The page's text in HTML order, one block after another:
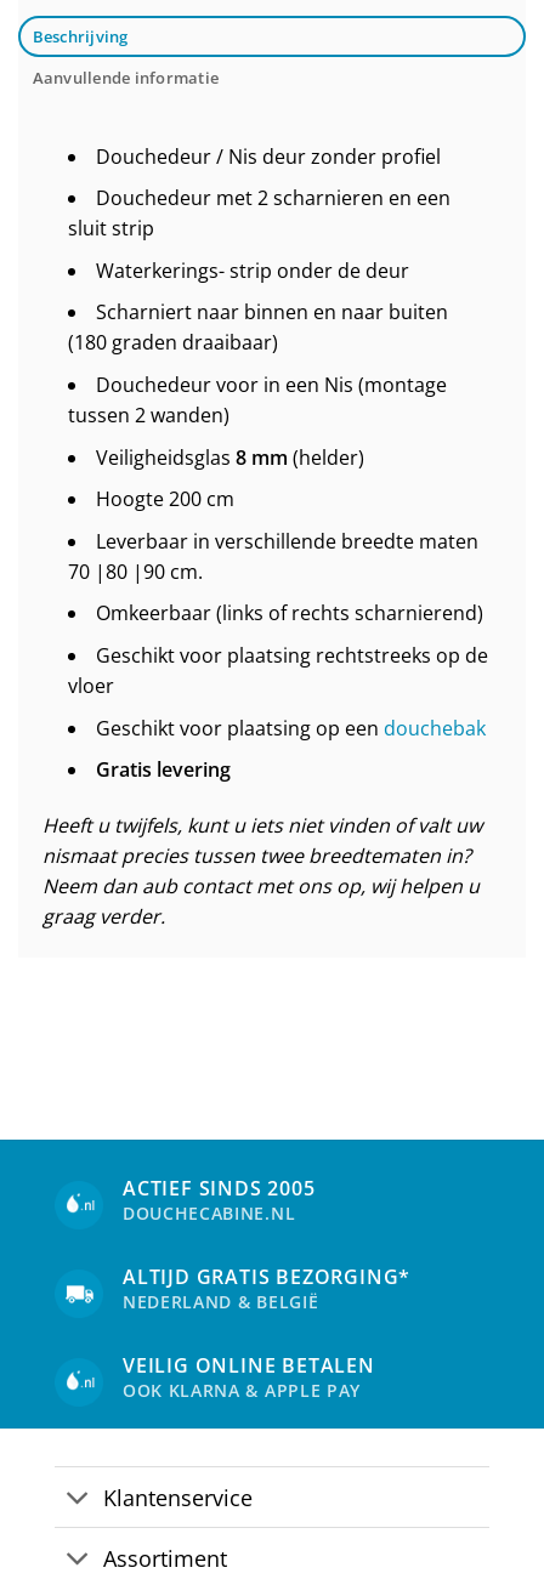
Beschrijving
Aanvullende informatie
Douchedeur / Nis deur zonder profiel
Douchedeur met 2 scharnieren en een
sluit strip
Waterkerings- strip onder de deur
Scharniert naar binnen en naar buiten
(180 graden draaibaar)
Douchedeur voor in een Nis (montage
tussen 2 wanden)
Veiligheidsglas 8 mm (helder)
Hoogte 200 cm
Leverbaar in verschillende breedte maten
70 |80 |90 cm.
Omkeerbaar (links of rechts scharnierend)
Geschikt voor plaatsing rechtstreeks op de
vloer
Geschikt voor plaatsing op een douchebak
Gratis levering
Heeft u twijfels, kunt u iets niet vinden of valt uw
nismaat precies tussen twee breedtematen in?
Neem dan aub contact met ons op, wij helpen u
graag verder.
ACTIEF SINDS 2005
DOUCHECABINE.NL
ALTIJD GRATIS BEZORGING*
NEDERLAND & BELGIË
VEILIG ONLINE BETALEN
OOK KLARNA & APPLE PAY
Klantenservice
Assortiment